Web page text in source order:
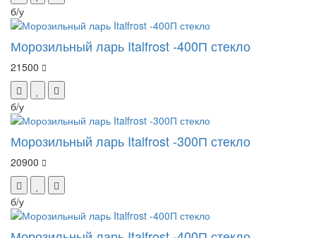
б/у
Морозильный ларь Italfrost -400П стекло
21500
б/у
Морозильный ларь Italfrost -300П стекло
20900
б/у